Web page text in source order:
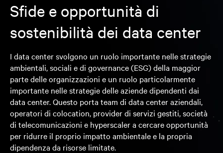
Sfide e opportunità di
sostenibilità dei data center
I data center svolgono un ruolo importante nelle strategie
ambientali, sociali e di governance (ESG) della maggior
parte delle organizzazioni e un ruolo particolarmente
importante nelle strategie delle aziende dipendenti dai
data center. Questo porta team di data center aziendali,
operatori di colocation, provider di servizi gestiti, società
di telecomunicazioni e hyperscaler a cercare opportunità
per ridurre il proprio impatto ambientale e la propria
dipendenza da risorse limitate.